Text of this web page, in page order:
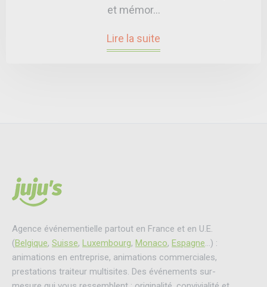
et mémor...
Lire la suite
Agence événementielle partout en France et en U.E.
(Belgique, Suisse, Luxembourg, Monaco, Espagne…) :
animations en entreprise, animations commerciales,
prestations traiteur multisites. Des événements sur-